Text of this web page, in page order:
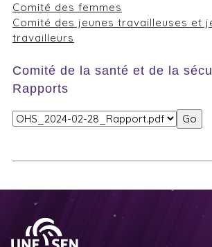
Comité des femmes
Comité des jeunes travailleuses et
travailleurs
Comité de la santé et de la
Rapports